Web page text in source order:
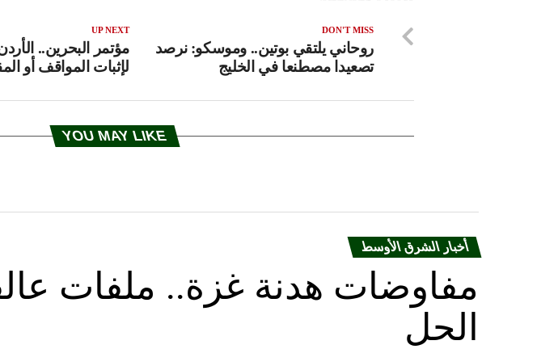
UP NEXT
مؤتمر البحرين..
لإثبات المواقف أو
DON'T MISS
روحاني يلتقي بوتين.. وموسكو: نرصد
تصعيدا مصطنعا في الخليج
YOU MAY LIKE
أخبار الشرق الأوسط
مفاوضات هدنة غزة.. ملفات
الحل